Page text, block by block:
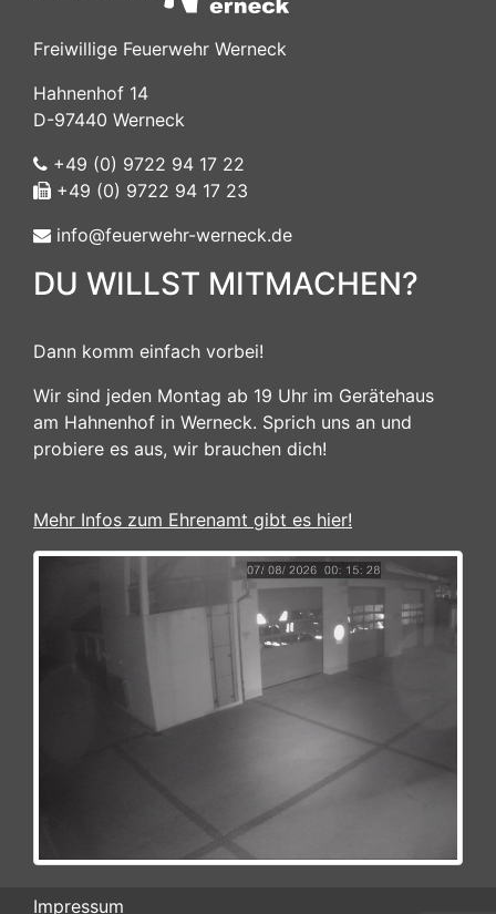
Freiwillige Feuerwehr Werneck
Hahnenhof 14
D-97440 Werneck
+49 (0) 9722 94 17 22
+49 (0) 9722 94 17 23
info@feuerwehr-werneck.de
DU WILLST MITMACHEN?
Dann komm einfach vorbei!
Wir sind jeden Montag ab 19 Uhr im Gerätehaus
am Hahnenhof in Werneck. Sprich uns an und
probiere es aus, wir brauchen dich!
Mehr Infos zum Ehrenamt gibt es hier!
Impressum